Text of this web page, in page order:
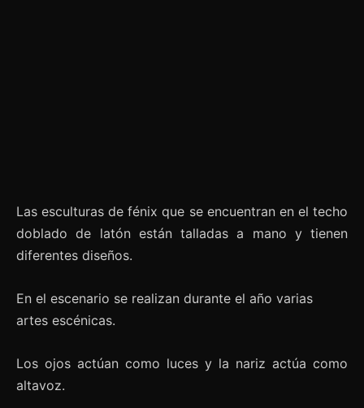
Las esculturas de fénix que se encuentran en el techo
doblado de latón están talladas a mano y tienen
diferentes diseños.
En el escenario se realizan durante el año varias
artes escénicas.
Los ojos actúan como luces y la nariz actúa como
altavoz.